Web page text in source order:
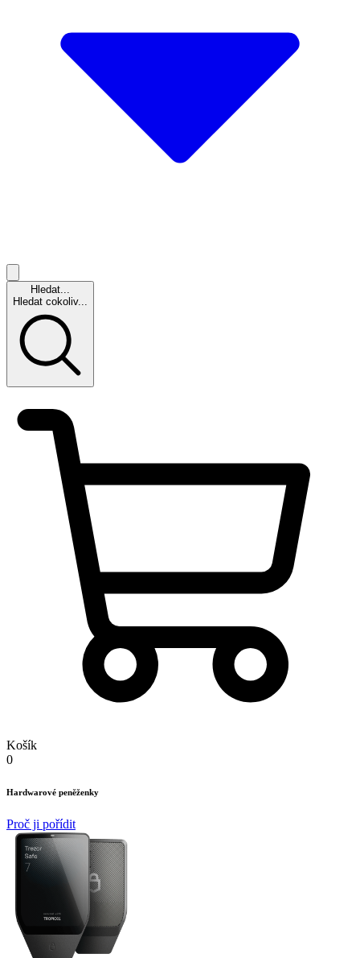
Hledat...
Hledat cokoliv...
Košík
0
Hardwarové peněženky
Proč ji pořídit